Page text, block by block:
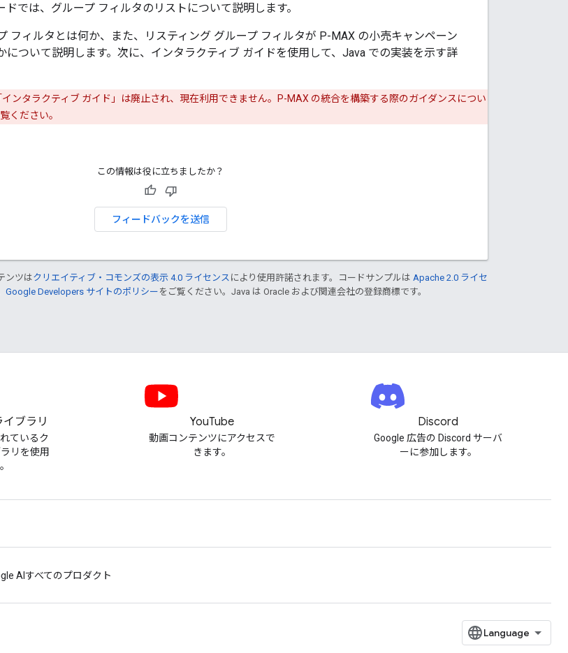
では、グループ フィルタのリストについて説明します。
フィルタとは何か、また、リスティング グループ フィルタが P-MAX の小売キャンペーン
について説明します。次に、インタラクティブ ガイドを使用して、Java での実装を示す詳
ンタラクティブ ガイド」は廃止され、現在利用できません。P-MAX の統合を構築する際のガイダンスについ
ください。
この情報は役に立ちましたか？
フィードバックを送信
ンツはクリエイティブ・コモンズの表示 4.0 ライセンス により使用許諾されます。コードサンプルは Apache 2.0 ライセ
Google Developers サイトのポリシー をご覧ください。Java は Oracle および関連会社の登録商標です。
ブラリ
ているク
リを使用
YouTube
動画コンテンツにアクセスで
きます。
Discord
Google 広告の Discord サーバ
ーに参加します。
AI すべてのプロダクト